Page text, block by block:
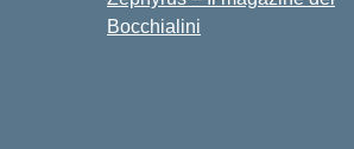
Bocchialini